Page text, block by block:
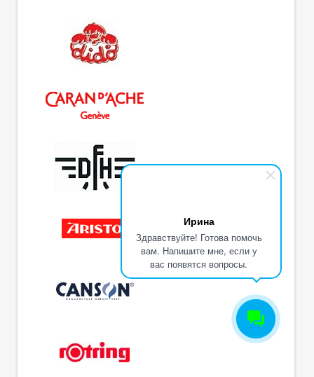
Ирина
Здравствуйте! Готова помочь
вам. Напишите мне, если у
вас появятся вопросы.